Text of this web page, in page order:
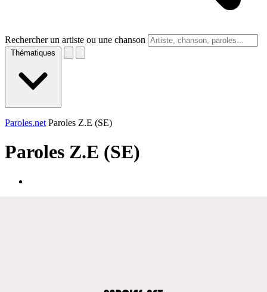
Rechercher un artiste ou une chanson
Thématiques
Paroles.net Paroles Z.E (SE)
Paroles Z.E (SE)